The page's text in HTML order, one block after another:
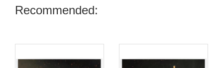
Recommended: